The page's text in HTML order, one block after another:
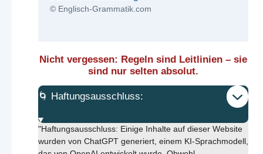
© Englisch-Grammatik.com
Nicht vergessen: Regeln sind Leitlinien – sie
sind nur selten absolut.
🌀 Haftungsausschluss:
"Haftungsausschluss: Einige Inhalte auf dieser Website
wurden von ChatGPT generiert, einem KI-Sprachmodell,